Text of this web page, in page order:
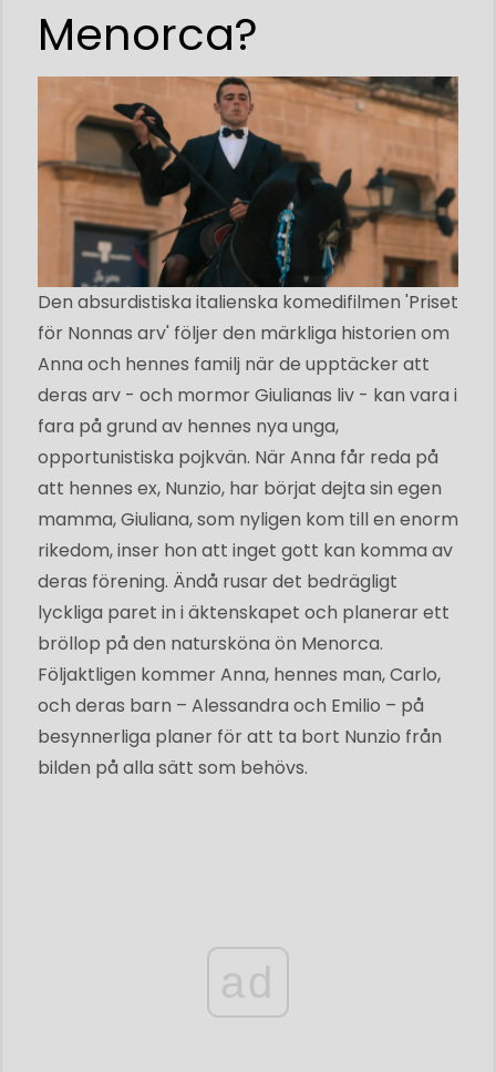
Menorca?
Den absurdistiska italienska komedifilmen 'Priset
för Nonnas arv' följer den märkliga historien om
Anna och hennes familj när de upptäcker att
deras arv - och mormor Giulianas liv - kan vara i
fara på grund av hennes nya unga,
opportunistiska pojkvän. När Anna får reda på
att hennes ex, Nunzio, har börjat dejta sin egen
mamma, Giuliana, som nyligen kom till en enorm
rikedom, inser hon att inget gott kan komma av
deras förening. Ändå rusar det bedrägligt
lyckliga paret in i äktenskapet och planerar ett
bröllop på den natursköna ön Menorca.
Följaktligen kommer Anna, hennes man, Carlo,
och deras barn – Alessandra och Emilio – på
besynnerliga planer för att ta bort Nunzio från
bilden på alla sätt som behövs.
ad